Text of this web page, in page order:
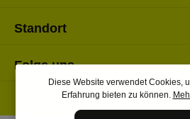
Standort
Folge uns
Diese Website verwendet Cookies,
Erfahrung bieten zu können.